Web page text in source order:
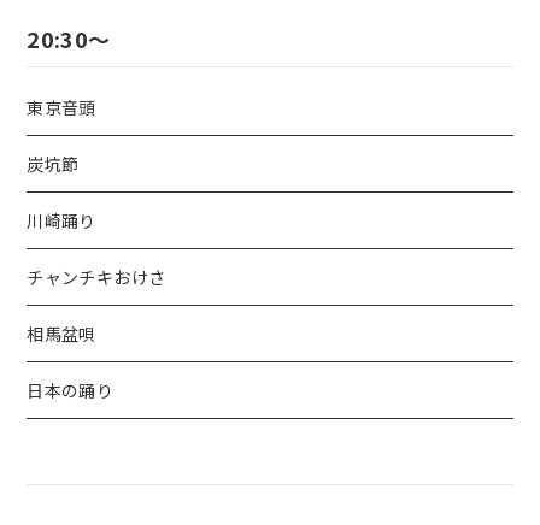
20:30～
東京音頭
炭坑節
川崎踊り
チャンチキおけさ
相馬盆唄
日本の踊り